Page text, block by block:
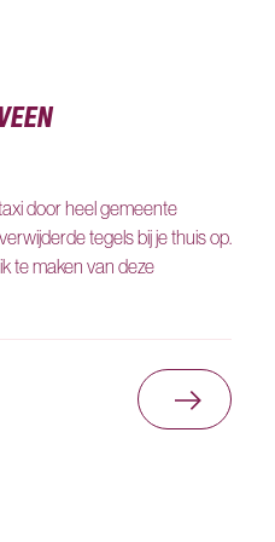
door heel gemeente
tegels bij je thuis op.
te maken van deze
Ga naar